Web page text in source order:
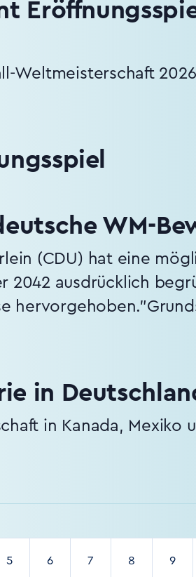
Weltmeisterschaft
WM-
(CDU) hat eine
2042 ausdrücklich
in
in Kanada, Mexiko
5 6 7 8 9